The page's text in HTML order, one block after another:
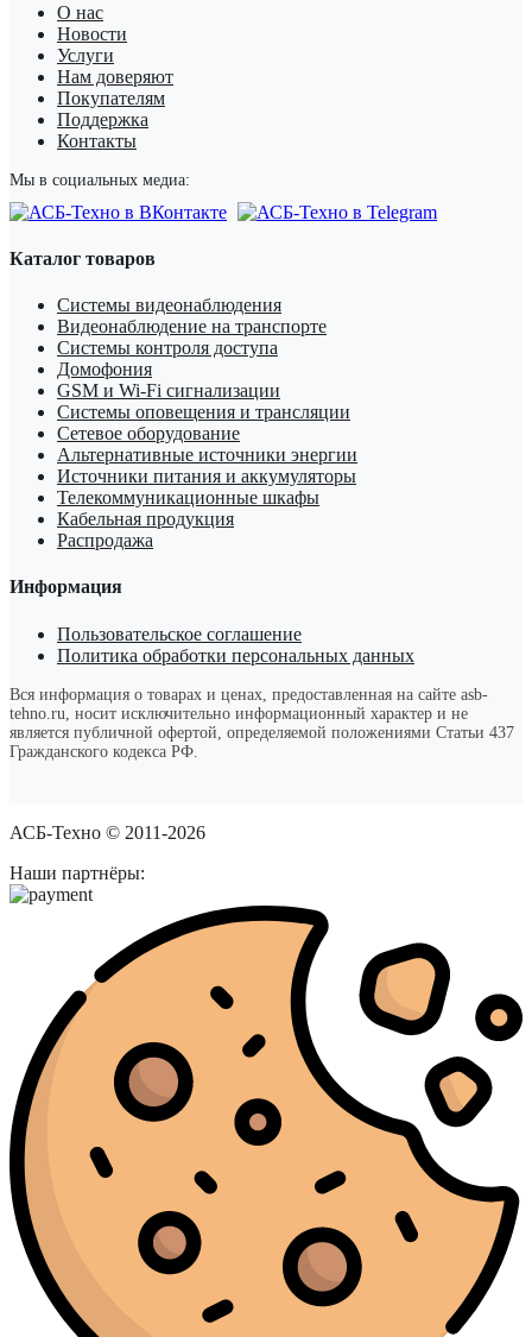
О нас
Новости
Услуги
Нам доверяют
Покупателям
Поддержка
Контакты
Мы в социальных медиа:
Каталог товаров
Системы видеонаблюдения
Видеонаблюдение на транспорте
Системы контроля доступа
Домофония
GSM и Wi-Fi сигнализации
Системы оповещения и трансляции
Сетевое оборудование
Альтернативные источники энергии
Источники питания и аккумуляторы
Телекоммуникационные шкафы
Кабельная продукция
Распродажа
Информация
Пользовательское соглашение
Политика обработки персональных данных
Вся информация о товарах и ценах, предоставленная на сайте asb-
tehno.ru, носит исключительно информационный характер и не
является публичной офертой, определяемой положениями Статьи 437
Гражданского кодекса РФ.
АСБ-Техно © 2011-2026
Наши партнёры: